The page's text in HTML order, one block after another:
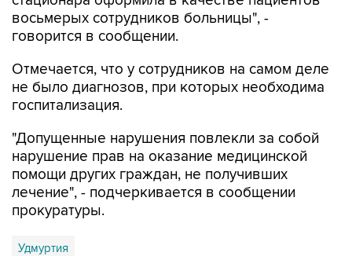
восьмерых сотрудников больницы", -
говорится в сообщении.
Отмечается, что у сотрудников на самом деле
не было диагнозов, при которых необходима
госпитализация.
"Допущенные нарушения повлекли за собой
нарушение прав на оказание медицинской
помощи других граждан, не получивших
лечение", - подчеркивается в сообщении
прокуратуры.
Удмуртия